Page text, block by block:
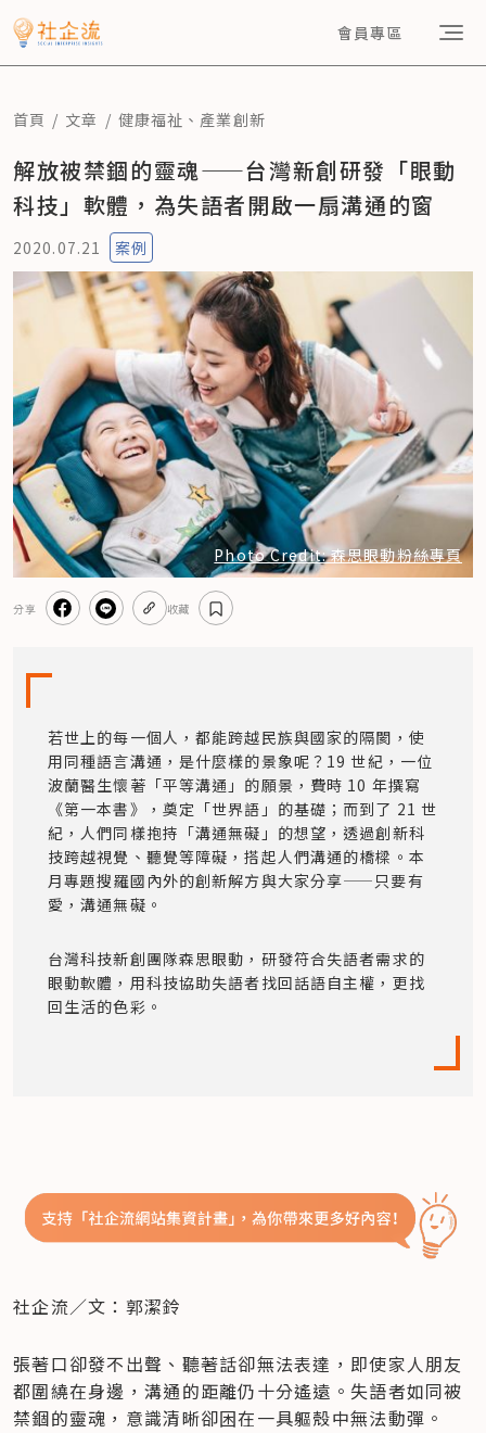
會員專區
首頁 文章 健康福祉 、 產業創新
解放被禁錮的靈魂——台灣新創研發「眼動
科技」軟體，為失語者開啟一扇溝通的窗
2020.07.21 案例
Photo Credit: 森思眼動粉絲專頁
分享 收藏
若世上的每一個人，都能跨越民族與國家的隔閡，使
用同種語言溝通，是什麼樣的景象呢？19 世紀，一位
波蘭醫生懷著「平等溝通」的願景，費時 10 年撰寫
《第一本書》，奠定「世界語」的基礎；而到了 21 世
紀，人們同樣抱持「溝通無礙」的想望，透過創新科
技跨越視覺、聽覺等障礙，搭起人們溝通的橋樑。本
月專題搜羅國內外的創新解方與大家分享——只要有
愛，溝通無礙。
台灣科技新創團隊森思眼動，研發符合失語者需求的
眼動軟體，用科技協助失語者找回話語自主權，更找
回生活的色彩。
社企流／文：郭潔鈴
張著口卻發不出聲、聽著話卻無法表達，即使家人朋友
都圍繞在身邊，溝通的距離仍十分遙遠。失語者如同被
禁錮的靈魂，意識清晰卻困在一具軀殼中無法動彈。